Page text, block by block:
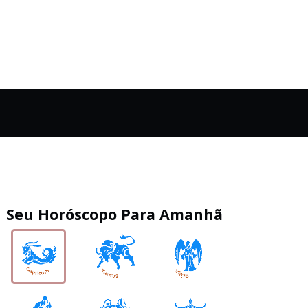
Seu Horóscopo Para Amanhã